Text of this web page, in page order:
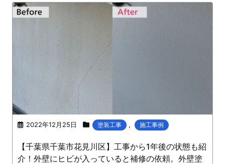
2022年12月25日 塗装工事 , 施工事例
【千葉県千葉市花見川区】工事から1年後の状態も紹
介！外壁にヒビが入っていると補修の依頼。外壁塗